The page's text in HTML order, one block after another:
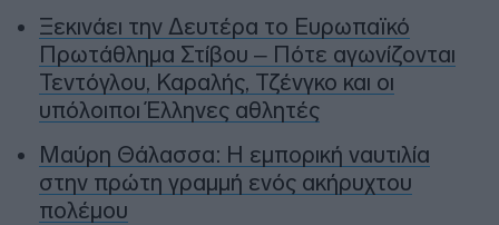
Ξεκινάει την Δευτέρα το Ευρωπαϊκό
Πρωτάθλημα Στίβου – Πότε αγωνίζονται
Τεντόγλου, Καραλής, Τζένγκο και οι
υπόλοιποι Έλληνες αθλητές
Μαύρη Θάλασσα: Η εμπορική ναυτιλία
στην πρώτη γραμμή ενός ακήρυχτου
πολέμου